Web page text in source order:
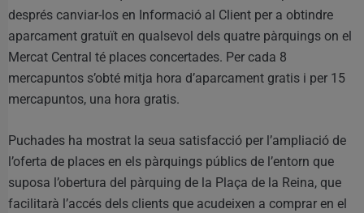
després canviar-los en Informació al Client per a obtindre
aparcament gratuït en qualsevol dels quatre pàrquings on el
Mercat Central té places concertades. Per cada 8
mercapuntos s’obté mitja hora d’aparcament gratis i per 15
mercapuntos, una hora gratis.
Puchades ha mostrat la seua satisfacció per l’ampliació de
l’oferta de places en els pàrquings públics de l’entorn que
suposa l’obertura del pàrquing de la Plaça de la Reina, que
facilitarà l’accés dels clients que acudeixen a comprar en el